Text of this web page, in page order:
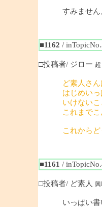
すみません
■1162 /
□投稿者/ ジロー
ど素人さ
はじめい
いけない
これまで
これから
■1161 /
□投稿者/ ど素人 興
いっぱい